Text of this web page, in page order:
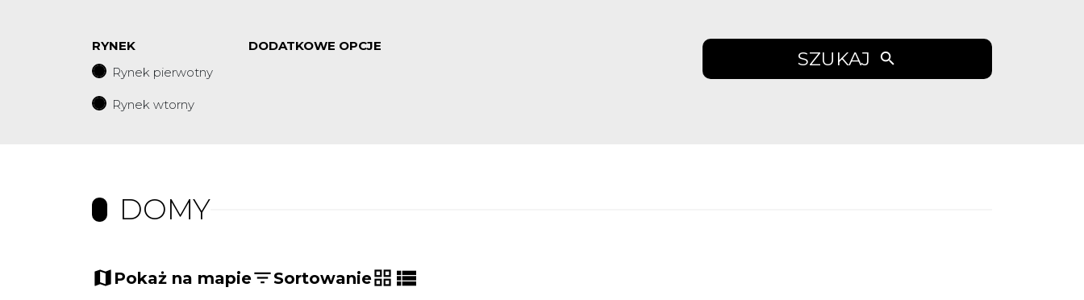
RYNEK
Rynek pierwotny
Rynek wtorny
DODATKOWE OPCJE
SZUKAJ
DOMY
Pokaż na mapie Sortowanie
tabela
lista